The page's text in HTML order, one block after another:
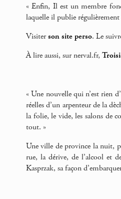
« Enfin, Il est un membre
laquelle il publie régulièrement
Visiterson site perso. Le
À lire aussi, sur nerval.fr,
« Une nouvelle qui n’est rien
réelles d’un arpenteur de la
la folie, le vide, les salons de
tout. »
Une ville de province la nuit,
rue, la dérive, de l’alcool et
Kasprzak, sa façon